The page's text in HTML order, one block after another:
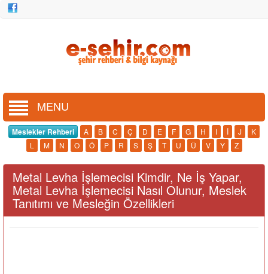
MENU
Meslekler Rehberi A B C Ç D E F G H I İ J
K
L
M N O Ö P R S Ş T U Ü V Y Z
Metal Levha İşlemecisi Kimdir, Ne İş Yapar,
Metal Levha İşlemecisi Nasıl Olunur, Meslek
Tanıtımı ve Mesleğin Özellikleri